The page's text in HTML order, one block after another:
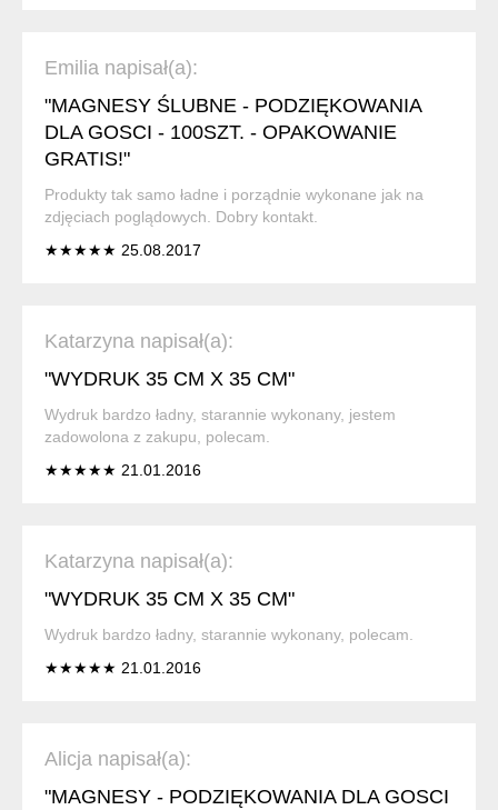
Emilia napisał(a):
"MAGNESY ŚLUBNE - PODZIĘKOWANIA
DLA GOSCI - 100SZT. - OPAKOWANIE
GRATIS!"
Produkty tak samo ładne i porządnie wykonane jak na
zdjęciach poglądowych. Dobry kontakt.
★★★★★ 25.08.2017
Katarzyna napisał(a):
"WYDRUK 35 CM X 35 CM"
Wydruk bardzo ładny, starannie wykonany, jestem
zadowolona z zakupu, polecam.
★★★★★ 21.01.2016
Katarzyna napisał(a):
"WYDRUK 35 CM X 35 CM"
Wydruk bardzo ładny, starannie wykonany, polecam.
★★★★★ 21.01.2016
Alicja napisał(a):
"MAGNESY - PODZIĘKOWANIA DLA GOSCI